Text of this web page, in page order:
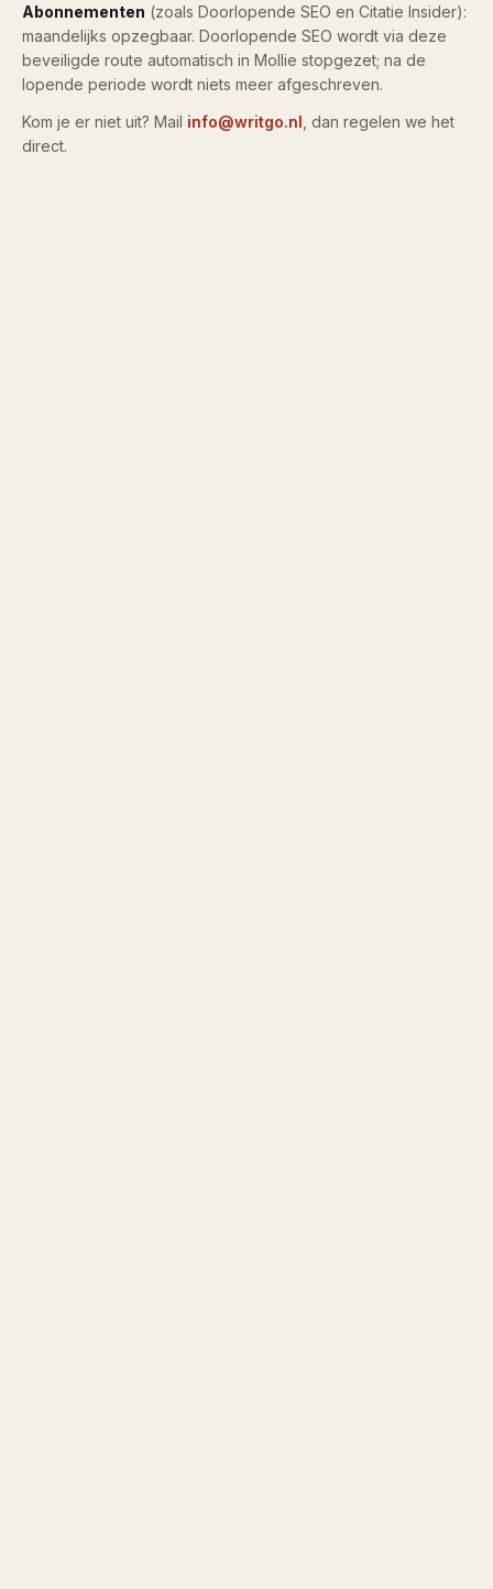
Abonnementen (zoals Doorlopende SEO en Citatie Insider):
maandelijks opzegbaar. Doorlopende SEO wordt via deze
beveiligde route automatisch in Mollie stopgezet; na de
lopende periode wordt niets meer afgeschreven.
Kom je er niet uit? Mail info@writgo.nl , dan regelen we het
direct.